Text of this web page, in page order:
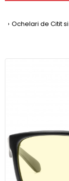
Ochelari de Citit si